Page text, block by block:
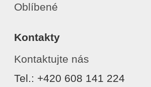
Oblíbené
Kontakty
Kontaktujte nás
Tel.: +420 608 141 224